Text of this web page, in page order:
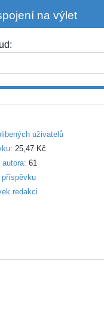
na výlet
uživatelů
25,47 Kč
61
příspěvku
redakci